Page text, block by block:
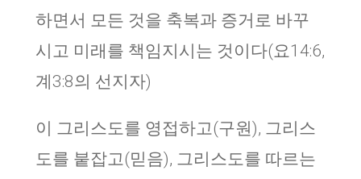
하면서 모든 것을 축복과 증거로 바꾸
시고 미래를 책임지시는 것이다(요14:6,
계3:8의 선지자)
이 그리스도를 영접하고(구원), 그리스
도를 붙잡고(믿음), 그리스도를 따르는